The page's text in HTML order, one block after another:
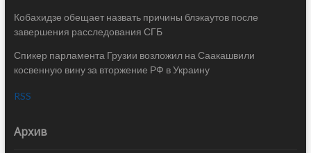
Кобахидзе обещает назвать причины блэкаутов после
завершения расследования СГБ
Спикер парламента Грузии возложил на Саакашвили
косвенную вину за вторжение РФ в Украину
RSS
Архив